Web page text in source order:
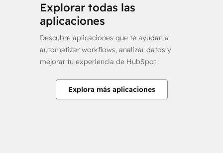
Explorar todas las
aplicaciones
Descubre aplicaciones que te ayudan a
automatizar workflows, analizar datos y
mejorar tu experiencia de HubSpot.
Explora más aplicaciones